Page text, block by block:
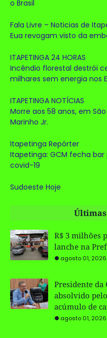
o Brasil
Fala Livre – Noticias de
Eua revogam visto da
ITAPETINGA 24 HORAS
Incêndio florestal destrói
milhares sem energia nos
ITAPETINGA NOTÍCIAS
Morre aos 58 anos, em
Marinho Jr.
Itapetinga Repórter
Itapetinga: GCM fecha
covid-19
Sudoeste Hoje
Últimas
R$ 3 milhões
lanche na
agosto 01, 2026
Presidente da
absolvido
acúmulo de
agosto 01, 2026